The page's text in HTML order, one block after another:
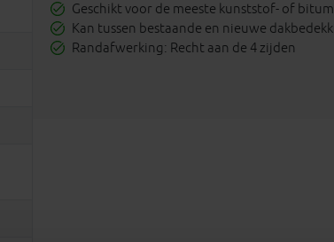
Geschikt voor de meeste kunststof- of
Kan tussen bestaande en nieuwe
Randafwerking: Recht aan de 4 zijden